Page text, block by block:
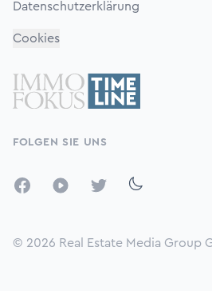
Datenschutzerklärung
Cookies
FOLGEN SIE UNS
FacebookYouTubeTwitter
© 2026 Real Estate Media Group